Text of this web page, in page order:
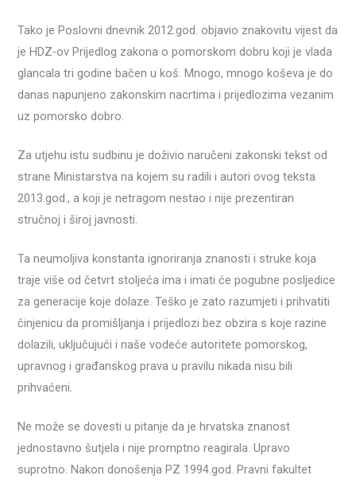
Tako je Poslovni dnevnik 2012.god. objavio znakovitu vijest da
je HDZ-ov Prijedlog zakona o pomorskom dobru koji je vlada
glancala tri godine bačen u koš. Mnogo, mnogo koševa je do
danas napunjeno zakonskim nacrtima i prijedlozima vezanim
uz pomorsko dobro.
Za utjehu istu sudbinu je doživio naručeni zakonski tekst od
strane Ministarstva na kojem su radili i autori ovog teksta
2013.god., a koji je netragom nestao i nije prezentiran
stručnoj i široj javnosti.
Ta neumoljiva konstanta ignoriranja znanosti i struke koja
traje više od četvrt stoljeća ima i imati će pogubne posljedice
za generacije koje dolaze. Teško je zato razumjeti i prihvatiti
činjenicu da promišljanja i prijedlozi bez obzira s koje razine
dolazili, uključujući i naše vodeće autoritete pomorskog,
upravnog i građanskog prava u pravilu nikada nisu bili
prihvaćeni.
Ne može se dovesti u pitanje da je hrvatska znanost
jednostavno šutjela i nije promptno reagirala. Upravo
suprotno. Nakon donošenja PZ 1994.god. Pravni fakultet